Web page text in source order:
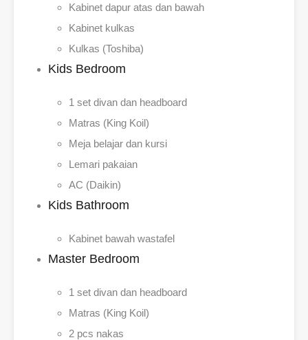
Kabinet dapur atas dan bawah
Kabinet kulkas
Kulkas (Toshiba)
Kids Bedroom
1 set divan dan headboard
Matras (King Koil)
Meja belajar dan kursi
Lemari pakaian
AC (Daikin)
Kids Bathroom
Kabinet bawah wastafel
Master Bedroom
1 set divan dan headboard
Matras (King Koil)
2 pcs nakas